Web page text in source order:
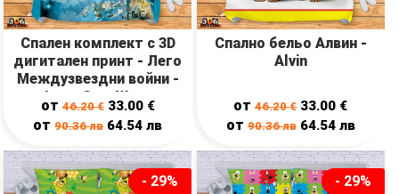
Спален комплект с 3D
дигитален принт - Лего
Междузвездни войни -
Lego Star Wars
от46.20€ 33.00 €
от90.36лв 64.54лв
Спално бельо Алвин -
Alvin
от46.20€ 33.00 €
от 90.36лв 64.54 лв
- 29% - 29%